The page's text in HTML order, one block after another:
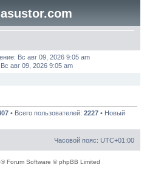
Вс авг 09, 2026 9:05 am
авг 09, 2026 9:05 am
• Всего пользователей: 2227• Новый
Часовой пояс: UTC+01:00
® Forum Software © phpBB Limited